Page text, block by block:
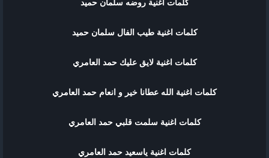
كلمات اغنية روضه سلمان حميد
كلمات اغنية طيب الفال سلمان حميد
كلمات اغنية لايق عليك حمد العامري
كلمات اغنية الله عطانا خير و انعام حمد العامري
كلمات اغنية سلمت قلبي حمد العامري
كلمات اغنية ياسعيد حمد العامري